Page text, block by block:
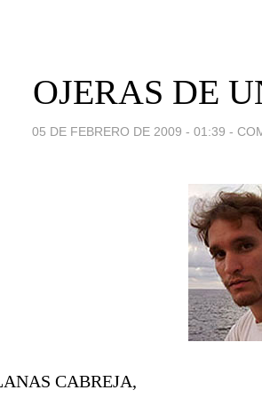
OJERAS DE
05 DE FEBRERO DE 2009 - 01:39 -
CABREJA,